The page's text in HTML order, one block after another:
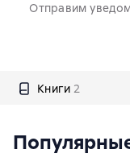
Отправим
Книги 2